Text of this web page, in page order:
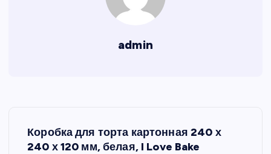
admin
Коробка для торта картонная 240 х
240 х 120 мм, белая, I Love Bake